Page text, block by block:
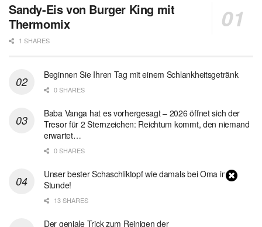
Sandy-Eis von Burger King mit
Thermomix
1 SHARES
Beginnen Sie Ihren Tag mit einem Schlankheitsgetränk
0 SHARES
Baba Vanga hat es vorhergesagt – 2026 öffnet sich der
Tresor für 2 Sternzeichen: Reichtum kommt, den niemand
erwartet…
0 SHARES
Unser bester Schaschliktopf wie damals bei Oma in 1
Stunde!
13 SHARES
Der geniale Trick zum Reinigen der